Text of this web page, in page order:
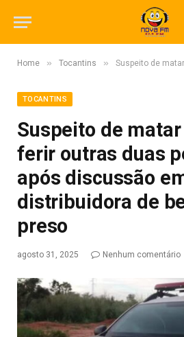
Home » Tocantins » Suspeito de matar homem e ferir outras
TOCANTINS
Suspeito de
ferir outras duas
após discussão
distribuidora de
preso
agosto 31, 2025 Nenhum comentário